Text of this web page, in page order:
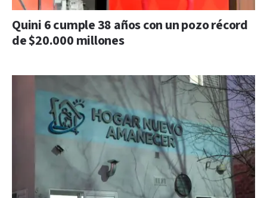
Quini 6 cumple 38 años con un pozo récord
de $20.000 millones